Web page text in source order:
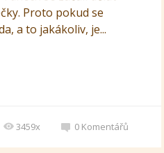
Proto pokud se
a to jakákoliv, je...
3459x 0 Komentářů